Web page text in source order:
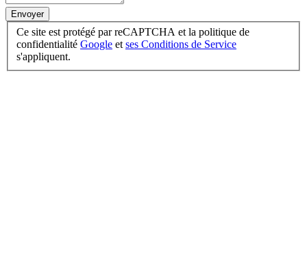
Envoyer
Ce site est protégé par reCAPTCHA et la politique de
confidentialité Google et ses Conditions de Service
s'appliquent.